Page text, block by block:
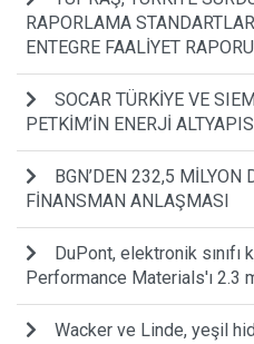
RAPORLAMA
ENTEGRE FAALİYET
SOCAR TÜRKİYE VE
PETKİM’İN ENERJİ
BGN’DEN 232,5
FİNANSMAN ANLAŞMASI
DuPont, elektronik
Performance Materials'ı 2.3
Wacker ve Linde, yeşil